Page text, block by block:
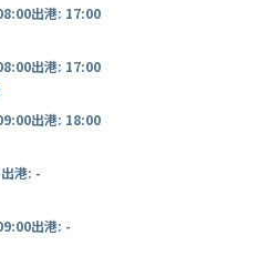
出港: 17:00
出港: 17:00
出港: 18:00
出港: -
出港: -